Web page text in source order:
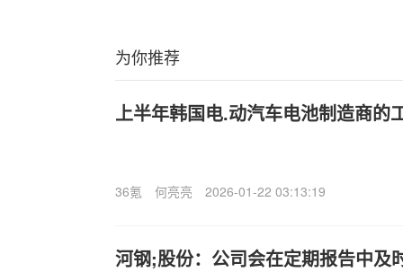
为你推荐
上半年韩国电.动汽车电池制造商的
36氪 何亮亮 2026-01-22 03:13:19
河钢;股份：公司会在定期报告中及